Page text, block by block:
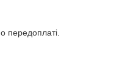
передоплаті.